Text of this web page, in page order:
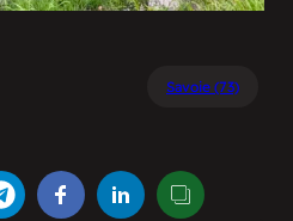
Savoie (73)